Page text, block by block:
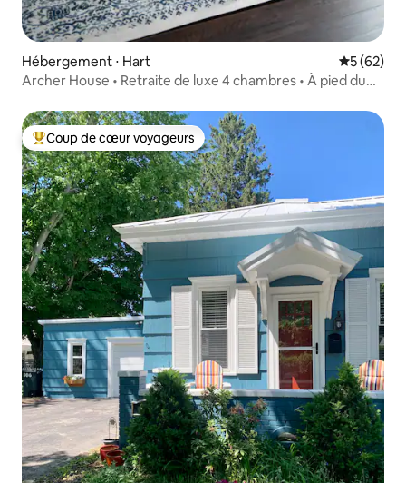
Hébergement ⋅ Hart
5 (62)
Archer House • Retraite de luxe 4 chambres • À pied du
Coups de cœur voyageurs les plus appréciés
Coup de cœur voyageurs